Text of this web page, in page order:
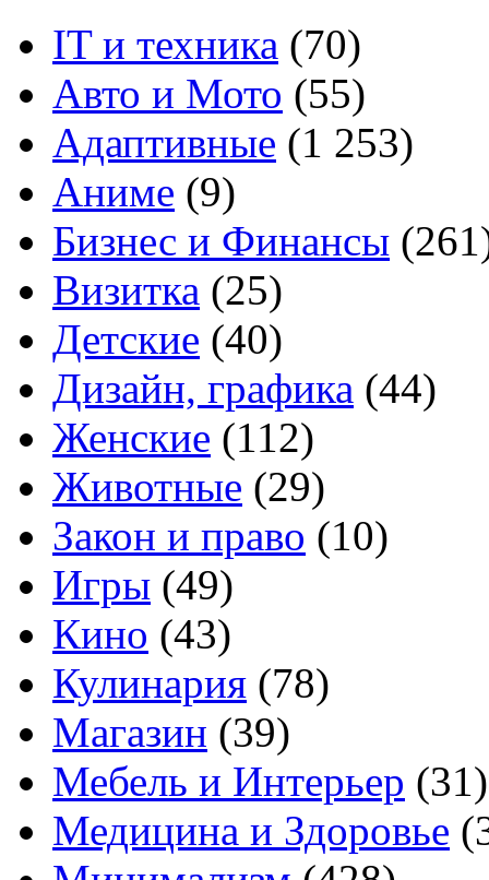
IT и техника (70)
Авто и Мото (55)
Адаптивные (1 253)
Аниме (9)
Бизнес и Финансы
Визитка (25)
Детские (40)
Дизайн, графика (44)
Женские (112)
Животные (29)
Закон и право (10)
Игры (49)
Кино (43)
Кулинария (78)
Магазин (39)
Мебель и Интерьер (31)
Медицина и Здоровье